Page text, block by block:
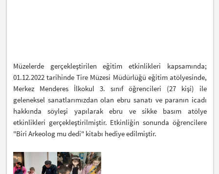
Müzelerde gerçekleştirilen eğitim etkinlikleri kapsamında;
01.12.2022 tarihinde Tire Müzesi Müdürlüğü eğitim atölyesinde,
Merkez Menderes İlkokul 3. sınıf öğrencileri (27 kişi) ile
geleneksel sanatlarımızdan olan ebru sanatı ve paranın icadı
hakkında söyleşi yapılarak ebru ve sikke basım atölye
etkinlikleri gerçekleştirilmiştir. Etkinliğin sonunda öğrencilere
"Biri Arkeolog mu dedi" kitabı hediye edilmiştir.